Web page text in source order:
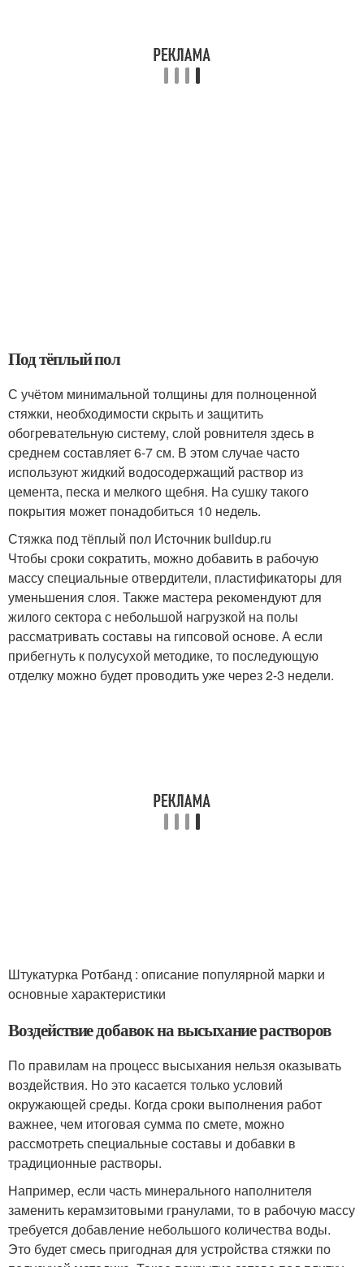
Под тёплый пол
С учётом минимальной толщины для полноценной
стяжки, необходимости скрыть и защитить
обогревательную систему, слой ровнителя здесь в
среднем составляет 6-7 см. В этом случае часто
используют жидкий водосодержащий раствор из
цемента, песка и мелкого щебня. На сушку такого
покрытия может понадобиться 10 недель.
Стяжка под тёплый пол Источник buildup.ru
Чтобы сроки сократить, можно добавить в рабочую
массу специальные отвердители, пластификаторы для
уменьшения слоя. Также мастера рекомендуют для
жилого сектора с небольшой нагрузкой на полы
рассматривать составы на гипсовой основе. А если
прибегнуть к полусухой методике, то последующую
отделку можно будет проводить уже через 2-3 недели.
Штукатурка Ротбанд : описание популярной марки и
основные характеристики
Воздействие добавок на высыхание растворов
По правилам на процесс высыхания нельзя оказывать
воздействия. Но это касается только условий
окружающей среды. Когда сроки выполнения работ
важнее, чем итоговая сумма по смете, можно
рассмотреть специальные составы и добавки в
традиционные растворы.
Например, если часть минерального наполнителя
заменить керамзитовыми гранулами, то в рабочую массу
требуется добавление небольшого количества воды.
Это будет смесь пригодная для устройства стяжки по